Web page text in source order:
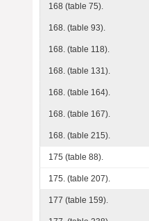
168 (table 75).
168. (table 93).
168. (table 118).
168. (table 131).
168. (table 164).
168. (table 167).
168. (table 215).
175 (table 88).
175. (table 207).
177 (table 159).